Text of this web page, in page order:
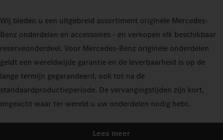
Wij bieden u een uitgebreid assortiment originele Mercedes-
Benz onderdelen en accessoires - en verkopen elk beschikbaar
reserveonderdeel. Voor Mercedes-Benz originele onderdelen
geldt een wereldwijde garantie en de leverbaarheid is op de
lange termijn gegarandeerd, ook tot na de
standaardproductieperiode. De vervangingstijden zijn kort,
ongeacht waar ter wereld u uw onderdelen nodig hebt.
Lees meer